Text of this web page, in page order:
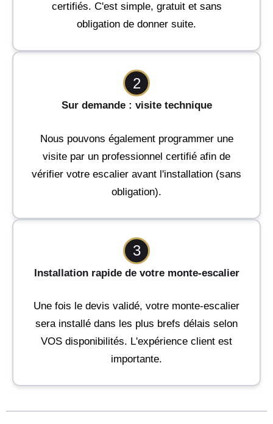
certifiés. C'est simple, gratuit et sans
obligation de donner suite.
2
Sur demande : visite technique
Nous pouvons également programmer une
visite par un professionnel certifié afin de
vérifier votre escalier avant l'installation (sans
obligation).
3
Installation rapide de votre monte-escalier
Une fois le devis validé, votre monte-escalier
sera installé dans les plus brefs délais selon
VOS disponibilités. L'expérience client est
importante.